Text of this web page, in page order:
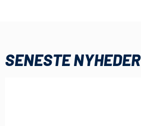
SENESTE NYHEDER